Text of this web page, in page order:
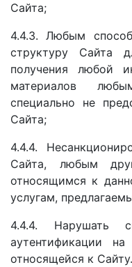
Сайта;
4.4.3. Любым
структуру Сайта
получения любой
материалов
специально не
Сайта;
4.4.4.
Сайта, любым
относящимся к
услугам,
4.4.4. Нарушать
аутентификации
относящейся к Сайту.